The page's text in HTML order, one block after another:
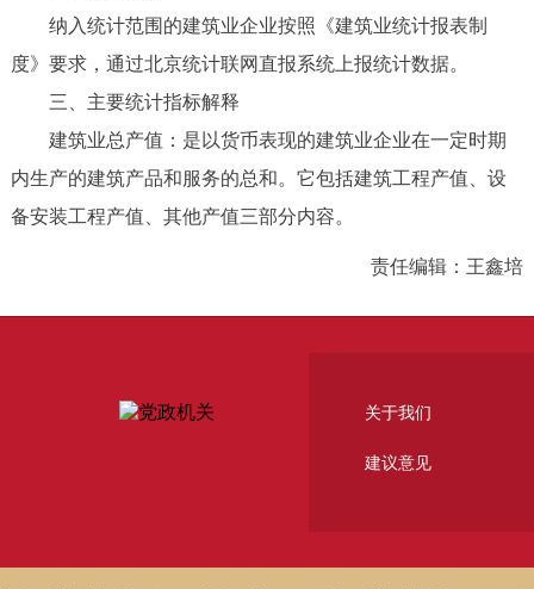
纳入统计范围的建筑业企业按照《建筑业统计报表制
度》要求，通过北京统计联网直报系统上报统计数据。
三、主要统计指标解释
建筑业总产值：是以货币表现的建筑业企业在一定时期
内生产的建筑产品和服务的总和。它包括建筑工程产值、设
备安装工程产值、其他产值三部分内容。
责任编辑：王鑫培
关于我们
建议意见